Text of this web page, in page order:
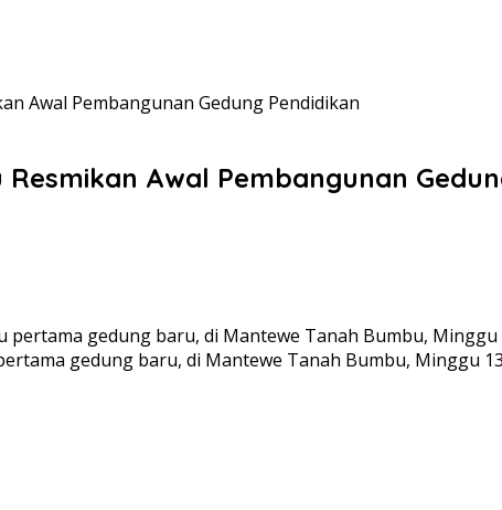
Awal Pembangunan Gedung Pendidikan
Awal Pembangunan
gedung baru, di Mantewe Tanah Bumbu, Minggu 13